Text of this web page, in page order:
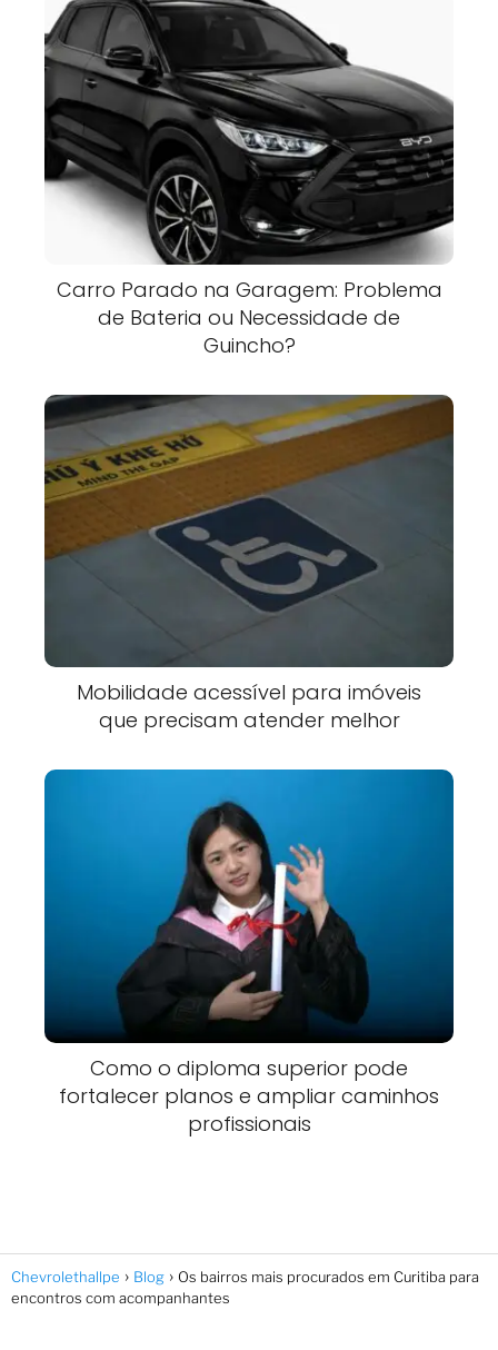
Carro Parado na Garagem: Problema
de Bateria ou Necessidade de
Guincho?
Mobilidade acessível para imóveis
que precisam atender melhor
Como o diploma superior pode
fortalecer planos e ampliar caminhos
profissionais
Chevrolethallpe Blog
Os bairros mais procurados em Curitiba para
encontros com acompanhantes